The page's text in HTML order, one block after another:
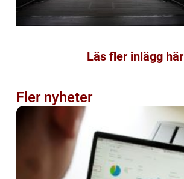
Läs fler inlägg här
Fler nyheter